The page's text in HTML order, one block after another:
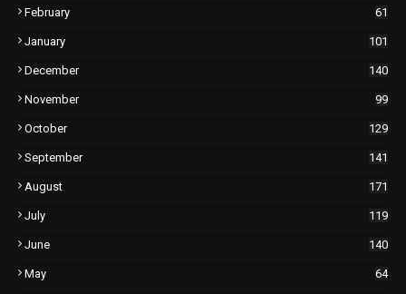
February 61
January 101
December 140
November 99
October 129
September 141
August 171
July 119
June 140
May 64